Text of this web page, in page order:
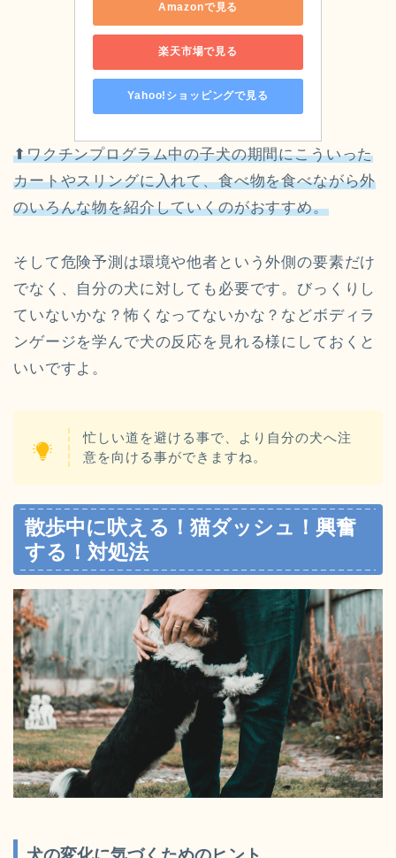
Amazonで見る
楽天市場で見る
Yahoo!ショッピングで見る
⬆︎ワクチンプログラム中の子犬の期間にこういった
カートやスリングに入れて、食べ物を食べながら外
のいろんな物を紹介していくのがおすすめ。
そして危険予測は環境や他者という外側の要素だけ
でなく、自分の犬に対しても必要です。びっくりし
ていないかな？怖くなってないかな？などボディラ
ンゲージを学んで犬の反応を見れる様にしておくと
いいですよ。
忙しい道を避ける事で、より自分の犬へ注
意を向ける事ができますね。
散歩中に吠える！猫ダッシュ！興奮
する！対処法